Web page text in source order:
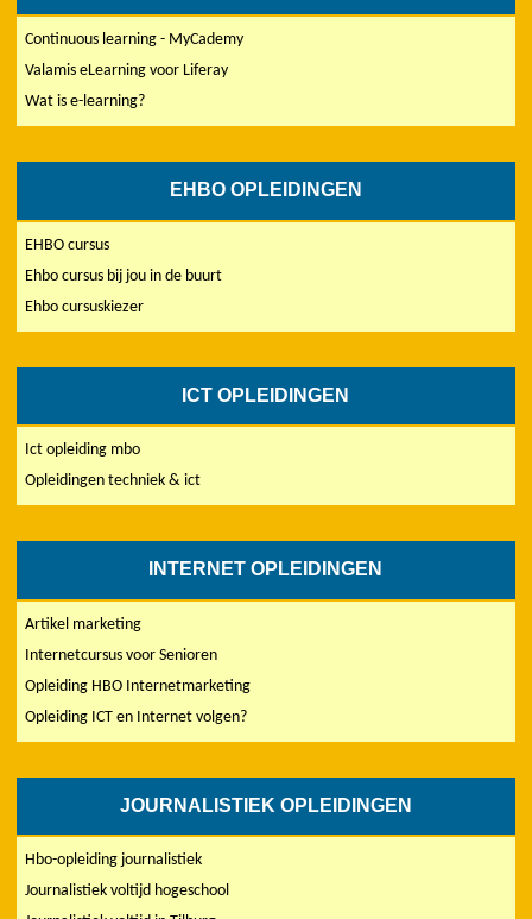
Continuous learning - MyCademy
Valamis eLearning voor Liferay
Wat is e-learning?
EHBO OPLEIDINGEN
EHBO cursus
Ehbo cursus bij jou in de buurt
Ehbo cursuskiezer
ICT OPLEIDINGEN
Ict opleiding mbo
Opleidingen techniek & ict
INTERNET OPLEIDINGEN
Artikel marketing
Internetcursus voor Senioren
Opleiding HBO Internetmarketing
Opleiding ICT en Internet volgen?
JOURNALISTIEK OPLEIDINGEN
Hbo-opleiding journalistiek
Journalistiek voltijd hogeschool